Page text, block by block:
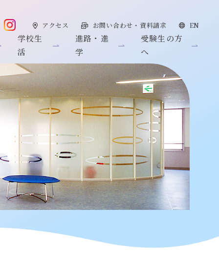
アクセス お問い合わせ・資料請求 EN
学校生
活
進路・進
学
受験生の方
へ